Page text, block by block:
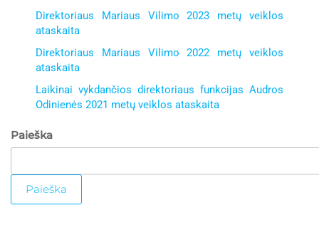
Direktoriaus Mariaus Vilimo 2023 metų veiklos
ataskaita
Direktoriaus Mariaus Vilimo 2022 metų veiklos
ataskaita
Laikinai vykdančios direktoriaus funkcijas Audros
Odinienės 2021 metų veiklos ataskaita
Paieška
Paieška